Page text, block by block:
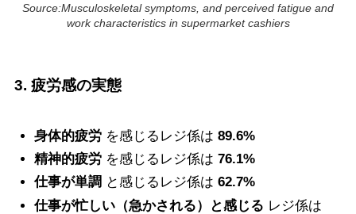
Source:Musculoskeletal symptoms, and perceived fatigue and
work characteristics in supermarket cashiers
3. 疲労感の実態
身体的疲労 を感じるレジ係は89.6%
精神的疲労 を感じるレジ係は76.1%
仕事が単調 と感じるレジ係は62.7%
仕事が忙しい（急かされる）と感じる レジ係は